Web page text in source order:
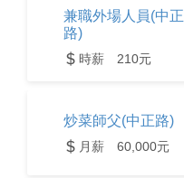
兼職外場人員(中正
路)
時薪 210元
炒菜師父(中正路)
月薪 60,000元